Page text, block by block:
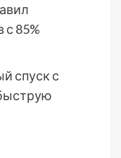
с 85%
спуск с